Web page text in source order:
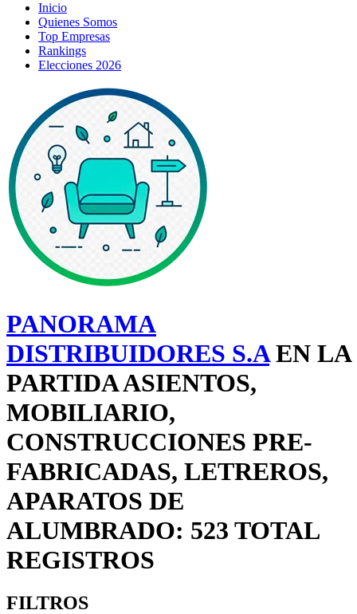
Inicio
Quienes Somos
Top Empresas
Rankings
Elecciones 2026
PANORAMA
DISTRIBUIDORES S.AEN LA
PARTIDA ASIENTOS,
MOBILIARIO,
CONSTRUCCIONES PRE-
FABRICADAS, LETREROS,
APARATOS DE
ALUMBRADO: 523 TOTAL
REGISTROS
FILTROS